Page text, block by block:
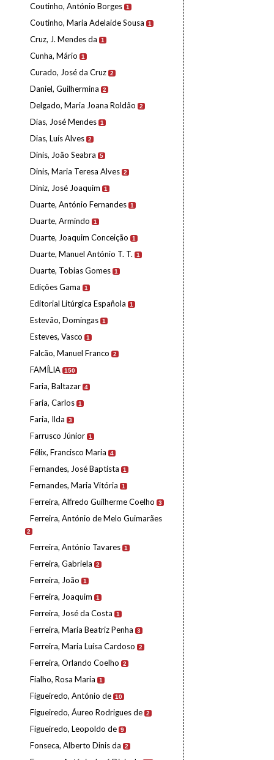
Coutinho, António Borges 1
Coutinho, Maria Adelaide Sousa 1
Cruz, J. Mendes da 1
Cunha, Mário 1
Curado, José da Cruz 2
Daniel, Guilhermina 2
Delgado, Maria Joana Roldão 2
Dias, José Mendes 1
Dias, Luís Alves 2
Dinis, João Seabra 5
Dinis, Maria Teresa Alves 2
Diniz, José Joaquim 1
Duarte, António Fernandes 1
Duarte, Armindo 1
Duarte, Joaquim Conceição 1
Duarte, Manuel António T. T. 1
Duarte, Tobias Gomes 1
Edições Gama 1
Editorial Litúrgica Española 1
Estevão, Domingas 1
Esteves, Vasco 1
Falcão, Manuel Franco 2
FAMÍLIA 150
Faria, Baltazar 4
Faria, Carlos 1
Faria, Ilda 3
Farrusco Júnior 1
Félix, Francisco Maria 4
Fernandes, José Baptista 1
Fernandes, Maria Vitória 1
Ferreira, Alfredo Guilherme Coelho 3
Ferreira, António de Melo Guimarães
2
Ferreira, António Tavares 1
Ferreira, Gabriela 2
Ferreira, João 1
Ferreira, Joaquim 1
Ferreira, José da Costa 1
Ferreira, Maria Beatriz Penha 3
Ferreira, Maria Luísa Cardoso 2
Ferreira, Orlando Coelho 2
Fialho, Rosa Maria 1
Figueiredo, António de 10
Figueiredo, Áureo Rodrigues de 2
Figueiredo, Leopoldo de 9
Fonseca, Alberto Dinis da 2